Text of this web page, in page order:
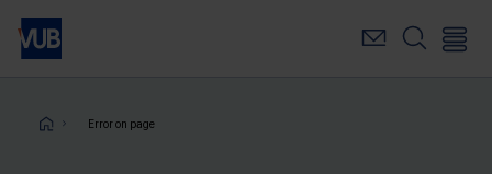
Skip
main
Breadcrumb
Error on page